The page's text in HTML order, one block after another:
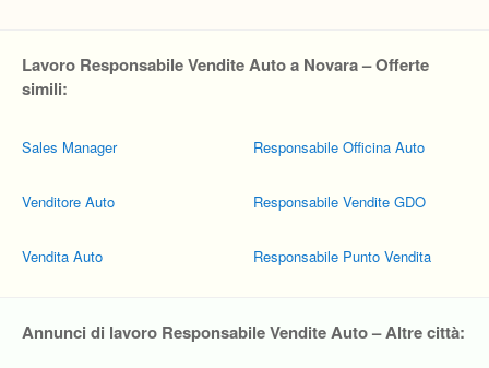
Lavoro Responsabile Vendite Auto a Novara – Offerte
simili:
Sales Manager
Venditore Auto
Vendita Auto
Responsabile Officina Auto
Responsabile Vendite GDO
Responsabile Punto Vendita
Annunci di lavoro Responsabile Vendite Auto – Altre città: